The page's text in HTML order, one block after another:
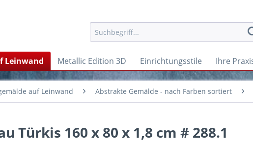
Leinwand Metallic Edition 3D Einrichtungsstile Ihre
auf Leinwand Abstrakte Gemälde - nach Farben sortiert
Türkis 160 x 80 x 1,8 cm # 288.1